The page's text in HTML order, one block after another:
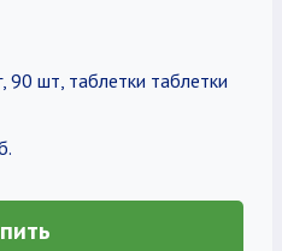
90 шт, таблетки таблетки